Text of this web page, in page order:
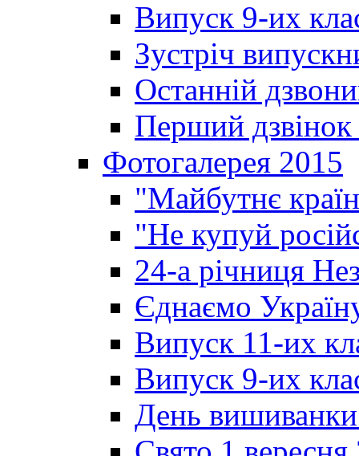
Випуск 9-их
Зустріч
Останній
Перший
Фотогалерея 2015
"Майбутнє
"Не купуй
24-а річниця
Єднаємо
Випуск 11-их
Випуск 9-их
День